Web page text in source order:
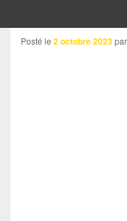
Posté le 2 octobre 2023par